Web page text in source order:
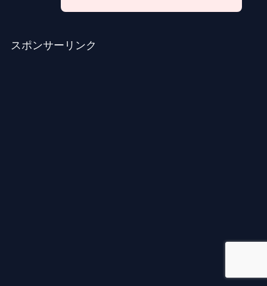
スポンサーリンク